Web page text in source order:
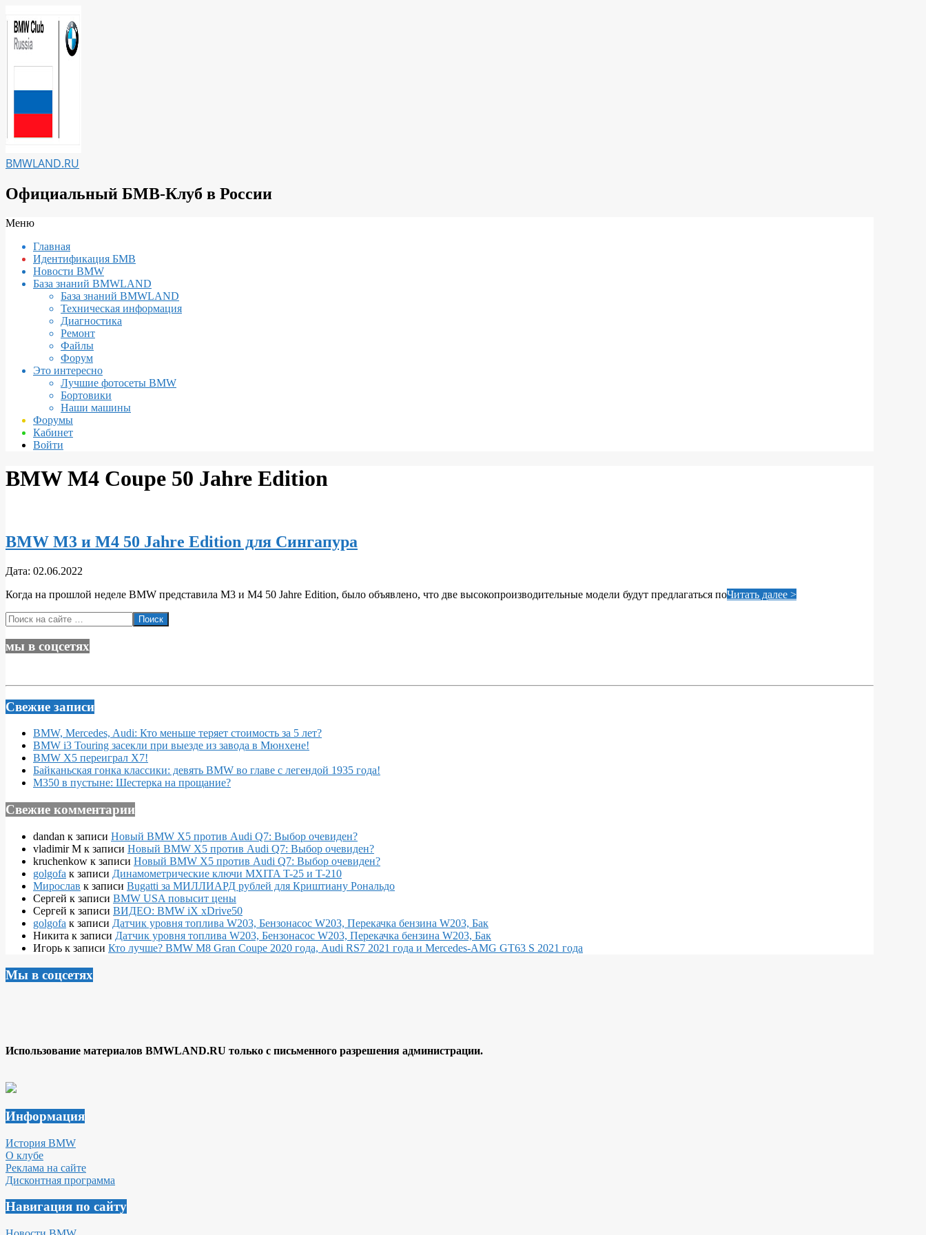
к
содержимому
BMWLAND.RU
Официальный БМВ-Клуб в России
Вторичное
навигации
Меню
Главная
Идентификация БМВ
Новости BMW
База знаний BMWLAND
База знаний BMWLAND
Техническая информация
Диагностика
Ремонт
Файлы
Форум
Это интересно
Лучшие фотосеты BMW
Бортовики
Наши машины
Форумы
Кабинет
Войти
BMW M4 Coupe 50 Jahre Edition
BMW M3 и M4 50 Jahre Edition для Сингапура
2022-
02
Дата: 02.06.2022
Когда на прошлой неделе BMW представила M3 и M4 50 Jahre Edition, было объявлено, что две высокопроизводительные модели будут предлагаться поЧитать далее >
Поиск
мы в соцсетях
Свежие записи
BMW, Mercedes, Audi: Кто меньше теряет стоимость за 5 лет?
BMW i3 Touring засекли при выезде из завода в Мюнхене!
BMW X5 переиграл X7!
Байканьская гонка классики: девять BMW во главе с легендой 1935 года!
M350 в пустыне: Шестерка на прощание?
Свежие комментарии
dandan к записи Новый BMW X5 против Audi Q7: Выбор очевиден?
vladimir M к записи Новый BMW X5 против Audi Q7: Выбор очевиден?
kruchenkow к записи Новый BMW X5 против Audi Q7: Выбор очевиден?
golgofa к записи Динамометрические ключи MXITA T-25 и T-210
Мирослав к записи Bugatti за МИЛЛИАРД рублей для Криштиану Рональдо
Сергей к записи BMW USA повысит цены
Сергей к записи ВИДЕО: BMW iX xDrive50
golgofa к записи Датчик уровня топлива W203, Бензонасос W203, Перекачка бензина W203, Бак
Никита к записи Датчик уровня топлива W203, Бензонасос W203, Перекачка бензина W203, Бак
Игорь к записи Кто лучше? BMW M8 Gran Coupe 2020 года, Audi RS7 2021 года и Mercedes-AMG GT63 S 2021 года
Мы в соцсетях
Использование материалов BMWLAND.RU только с письменного разрешения администрации.
Информация
История BMW
О клубе
Реклама на сайте
Дисконтная программа
Навигация по сайту